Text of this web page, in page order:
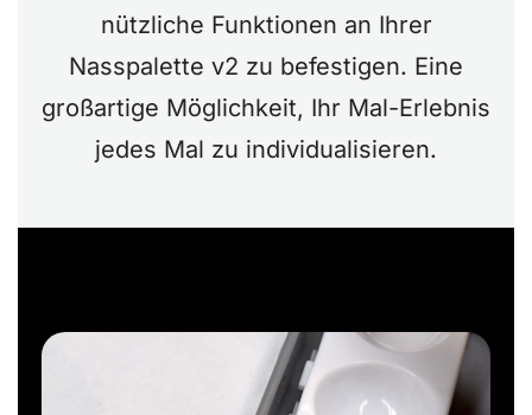
nützliche Funktionen an Ihrer
Nasspalette v2 zu befestigen. Eine
großartige Möglichkeit, Ihr Mal-Erlebnis
jedes Mal zu individualisieren.